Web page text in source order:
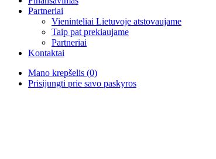
Partneriai
Vieninteliai Lietuvoje atstovaujame
Taip pat prekiaujame
Partneriai
Kontaktai
Mano krepšelis (0)
Prisijungti prie savo paskyros